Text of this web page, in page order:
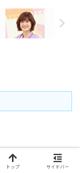
トップ サイドバー